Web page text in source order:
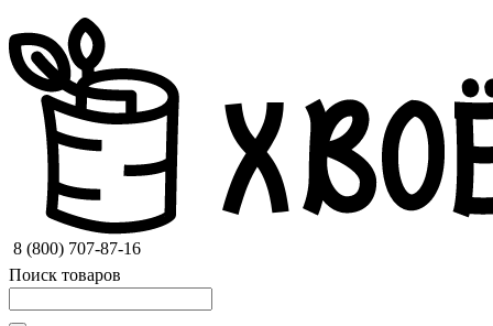
8 (800) 707-87-16
Поиск товаров